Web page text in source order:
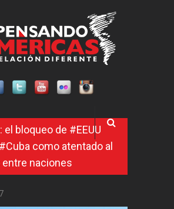
el bloqueo de #EEUU
como atentado al
entre naciones